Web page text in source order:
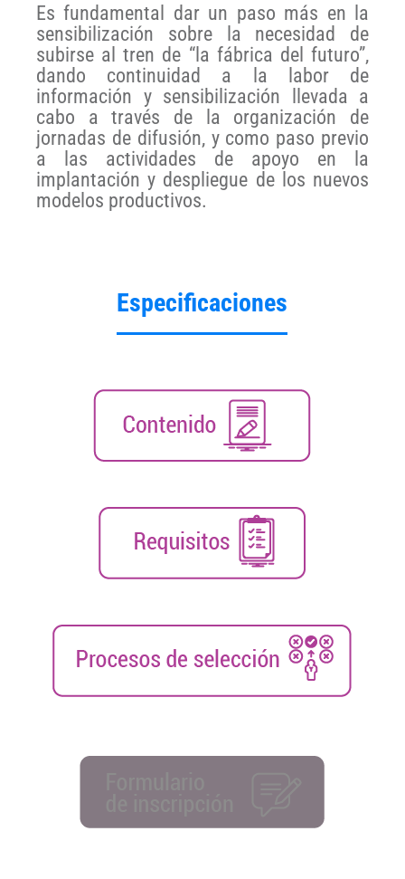
Es fundamental dar un paso más en la
sensibilización sobre la necesidad de
subirse al tren de “la fábrica del futuro”,
dando continuidad a la labor de
información y sensibilización llevada a
cabo a través de la organización de
jornadas de difusión, y como paso previo
a las actividades de apoyo en la
implantación y despliegue de los nuevos
modelos productivos.
Especificaciones